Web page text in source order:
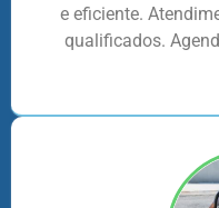
e eficiente.
qualificados.